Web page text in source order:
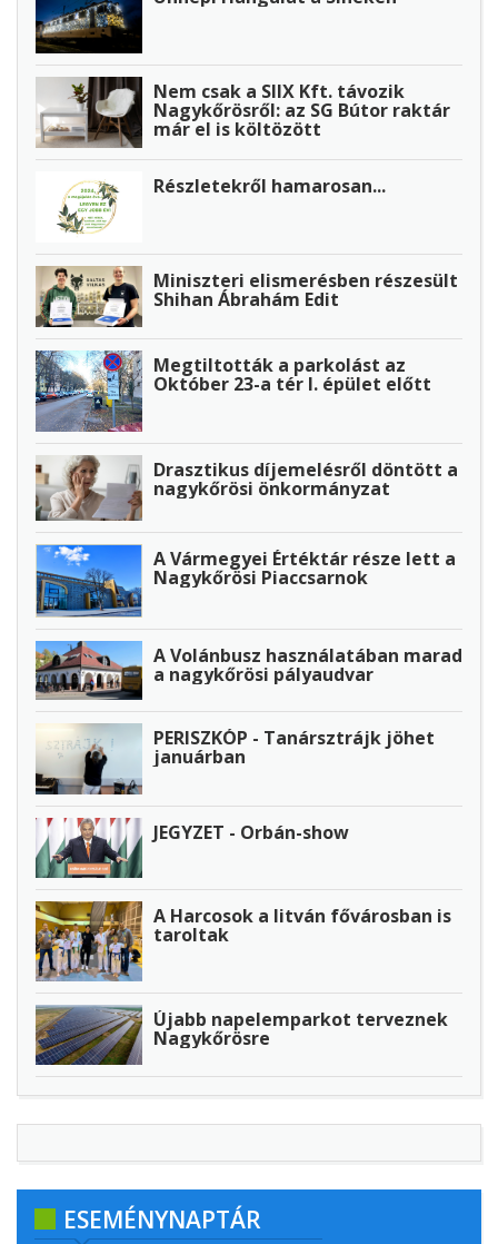
Nem csak a SIIX Kft. távozik
Nagykőrösről: az SG Bútor raktár
már el is költözött
Részletekről hamarosan...
Miniszteri elismerésben részesült
Shihan Ábrahám Edit
Megtiltották a parkolást az
Október 23-a tér I. épület előtt
Drasztikus díjemelésről döntött a
nagykőrösi önkormányzat
A Vármegyei Értéktár része lett a
Nagykőrösi Piaccsarnok
A Volánbusz használatában marad
a nagykőrösi pályaudvar
PERISZKÓP - Tanársztrájk jöhet
januárban
JEGYZET - Orbán-show
A Harcosok a litván fővárosban is
taroltak
Újabb napelemparkot terveznek
Nagykőrösre
ESEMÉNYNAPTÁR